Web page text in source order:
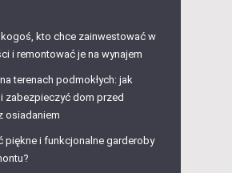
kto chce zainwestować w
i remontować je na wynajem
terenach podmokłych: jak
zabezpieczyć dom przed
osiadaniem
piękne i funkcjonalne garderoby